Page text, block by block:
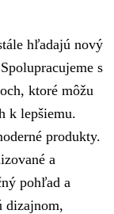
hľadajú nový
s
ktoré môžu
k lepšiemu.
produkty.
a
pohľad a
dizajnom,